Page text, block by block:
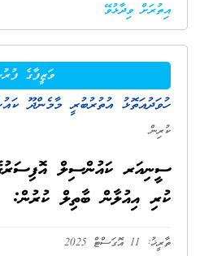
އިތުރަށް ވިދާޅުވޭ
ވަޒީފާގެ
ހުވަދުއަތޮޅު އުތުރުބުރީ މާމެންދޫ
ކުރިން
ސީނިއަރ ކައުންސިލް
ކުރި އިއުލާން ބާތިލް ކުރުން:
ތާރީޚު: 11 އޮގަސްޓް 2025